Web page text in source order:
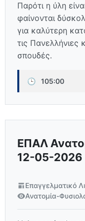
Παρότι η ύλη
φαίνονται
για καλύτερη
τις Πανελλήνιες
σπουδές.
🕒 105:00
ΕΠΑΛ
12-05-2026
Επαγγελματικό
Ανατομία-